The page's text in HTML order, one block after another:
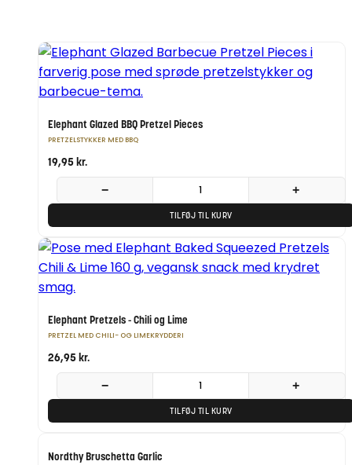
Elephant Glazed BBQ Pretzel Pieces
PRETZELSTYKKER MED BBQ
19,95kr.
− +
TILFØJ TIL KURV
Elephant Pretzels - Chili og Lime
PRETZEL MED CHILI- OG LIMEKRYDDERI
26,95kr.
− +
TILFØJ TIL KURV
Nordthy Bruschetta Garlic